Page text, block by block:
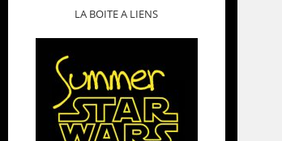
LA BOITE A LIENS